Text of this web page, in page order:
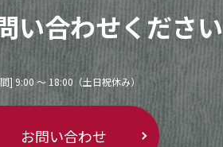
い合わせください
] 9:00 〜 18:00（土日祝休み）
お問い合わせ